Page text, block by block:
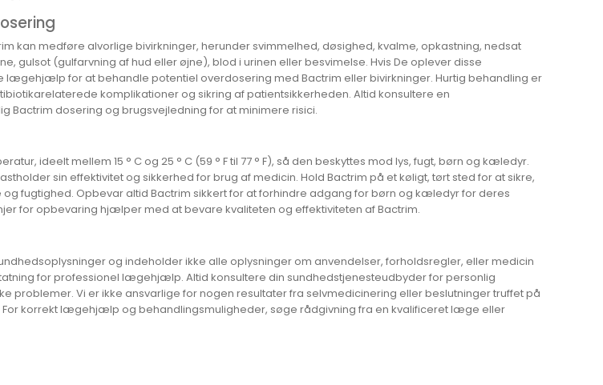
kan medføre alvorlige bivirkninger, herunder svimmelhed, døsighed, kvalme, opkastning, nedsat
gulsot (gulfarvning af hud eller øjne), blod i urinen eller besvimelse. Hvis De oplever disse
lægehjælp for at behandle potentiel overdosering med Bactrim eller bivirkninger. Hurtig behandling er
komplikationer og sikring af patientsikkerheden. Altid konsultere en
Bactrim dosering og brugsvejledning for at minimere risici.
ideelt mellem 15 ° C og 25 ° C (59 ° F til 77 ° F), så den beskyttes mod lys, fugt, børn og kæledyr.
sin effektivitet og sikkerhed for brug af medicin. Hold Bactrim på et køligt, tørt sted for at sikre,
fugtighed. Opbevar altid Bactrim sikkert for at forhindre adgang for børn og kæledyr for deres
for opbevaring hjælper med at bevare kvaliteten og effektiviteten af Bactrim.
og indeholder ikke alle oplysninger om anvendelser, forholdsregler, eller medicin
for professionel lægehjælp. Altid konsultere din sundhedstjenesteudbyder for personlig
problemer. Vi er ikke ansvarlige for nogen resultater fra selvmedicinering eller beslutninger truffet på
For korrekt lægehjælp og behandlingsmuligheder, søge rådgivning fra en kvalificeret læge eller